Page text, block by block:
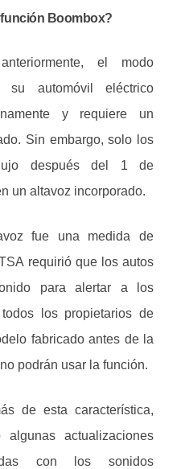
Boombox?
el modo
su automóvil eléctrico
y requiere un
Sin embargo, solo los
después del 1 de
un altavoz incorporado.
fue una medida de
requirió que los autos
para alertar a los
los propietarios de
fabricado antes de la
podrán usar la función.
de esta característica,
actualizaciones
con los sonidos